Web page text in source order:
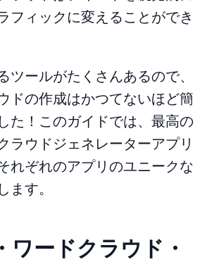
フィックに変えることができ
ツールがたくさんあるので、
ドの作成はかつてないほど簡
た！このガイドでは、最高の
ラウドジェネレーターアプリ
れぞれのアプリのユニークな
ます。
ワードクラウド・